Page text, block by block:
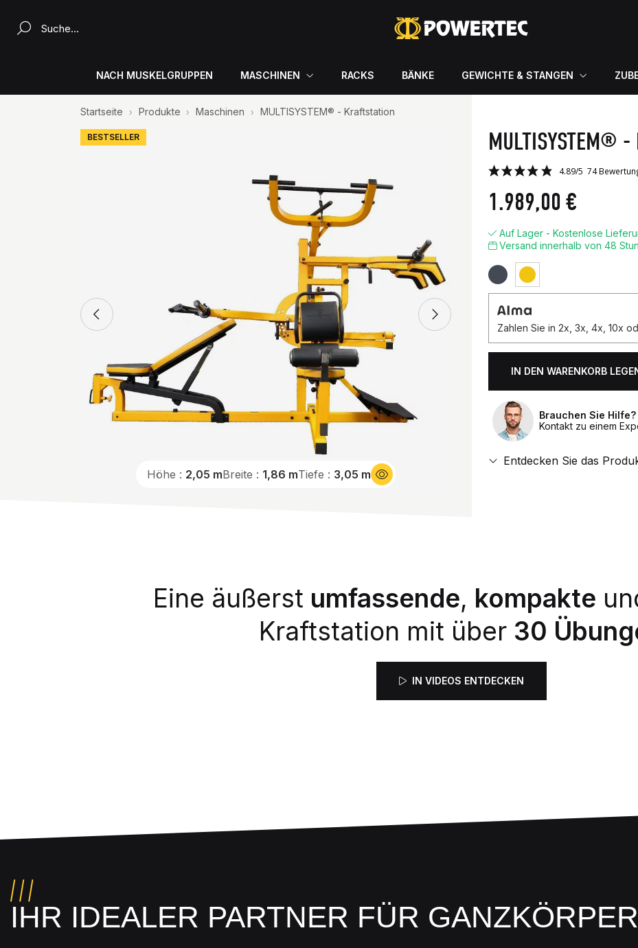
Ein Produkt suchen...
NACH MUSKELGRUPPEN MASCHINEN RACKS BÄNKE GEWICHTE & STANGEN
Startseite Produkte Maschinen MULTISYSTEM® - Kraftstation
BESTSELLER
Höhe : 2,05 mBreite : 1,86 mTiefe : 3,05 m
MULTISYSTEM® -
1.989,00 €
Auf Lager - Kostenlose
Versand innerhalb von 48
SchwarzGelb
Zahlen Sie in 2x, 3x, 4x, 10x
Anzahl.
IN DEN WARENKORB
Brauchen Sie Hilfe?
Kontakt zu einem
Entdecken Sie das
Eine äußerst umfassende, kompakte
Kraftstation mit über 30
IN VIDEOS ENTDECKEN
IHR IDEALER PARTNER FÜR